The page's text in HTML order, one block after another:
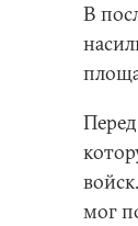
В
мог